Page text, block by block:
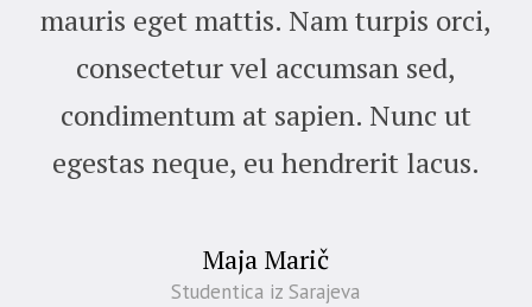
mauris eget mattis. Nam turpis orci,
consectetur vel accumsan sed,
condimentum at sapien. Nunc ut
egestas neque, eu hendrerit lacus.
Maja Marič
Studentica iz Sarajeva